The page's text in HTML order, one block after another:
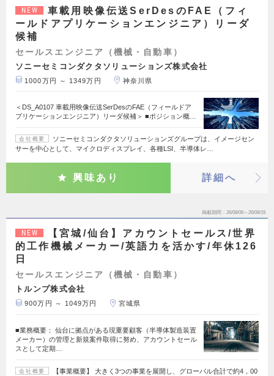
NEW
車載用映像伝送SerDesのFAE（フィ
ールドアプリケーションエンジニア）リーダ
候補
セールスエンジニア（機械・自動車）
ソニーセミコンダクタソリューションズ株式会社
1000万円 ～ 1349万円 神奈川県
＜DS_A0107 車載用映像伝送SerDesのFAE（フィールドア
プリケーションエンジニア）リーダ候補＞ ■ポジション概…
会社概要
ソニーセミコンダクタソリューションズグループは、イメージセン
サーを中心として、マイクロディスプレイ、各種LSI、半導体レ…
興味あり 詳細へ
掲載期間 26/08/06～26/08/19
NEW
【宮城/仙台】アカウントセールス/世界
的工作機械メーカー/英語力を活かす/年休126
日
セールスエンジニア（機械・自動車）
トルンプ株式会社
900万円 ～ 1049万円 宮城県
■業務概要： 仙台に拠点がある現重要顧客（半導体製造装置
メーカー）の管理と新規案件取得に努め、アカウントセール
スとして定期…
会社概要
【事業概要】 大きく3つの事業を展開し、グローバル合計で約4，00